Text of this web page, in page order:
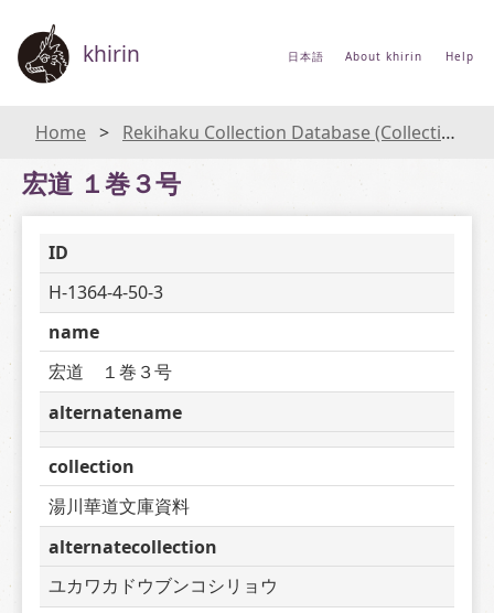
khirin 日本語 About khirin Help
Home Rekihaku Collection Database (Collections Database of the National Museum of Japanese History)
宏道 １巻３号
ID
H-1364-4-50-3
name
宏道　１巻３号
alternatename
collection
湯川華道文庫資料
alternatecollection
ユカワカドウブンコシリョウ